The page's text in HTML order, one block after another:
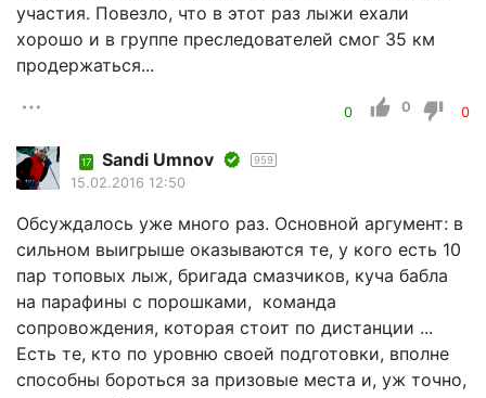
участия. Повезло, что в этот раз лыжи ехали
хорошо и в группе преследователей смог 35 км
продержаться...
0 0 0
17 Sandi Umnov 959
15.02.2016 12:50
Обсуждалось уже много раз. Основной аргумент: в
сильном выигрыше оказываются те, у кого есть 10
пар топовых лыж, бригада смазчиков, куча бабла
на парафины с порошками, команда
сопровождения, которая стоит по дистанции ...
Есть те, кто по уровню своей подготовки, вполне
способны бороться за призовые места и, уж точно,